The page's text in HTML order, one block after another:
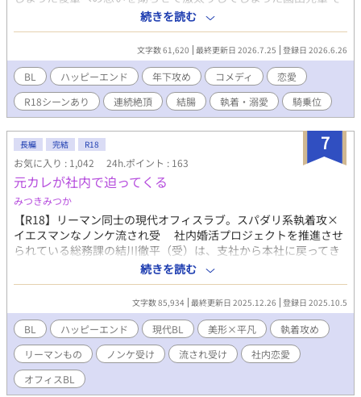
の後を追った後輩･眞鍋が「身体に気を付けてね（意味深）」とふ
たりでダイエットに勤しむお話。 になる予定だった、いつものエ
続きを読む
文字数 61,620 最終更新日 2026.7.25 登録日 2026.6.26
BL ハッピーエンド 年下攻め コメディ
恋愛
R18シーンあり
連続絶頂 結腸 執着・溺愛 騎乗位
7
長編 完結 R18
お気に入り : 1,042 24h.ポイント : 163
元カレが社内で迫ってくる
みつきみつか
【R18】リーマン同士の現代オフィスラブ。スパダリ系執着攻×
イエスマンなノンケ流され受 社内婚活プロジェクトを推進させ
られている総務課の結川徹平（受）は、支社から本社に戻ってき
た財務部主任のエリート社員である一歳年上の高岡修（攻）を、
プロジェクトの女性登録者集めに利用すべく勧誘せよと部長に命
じられる。しかし、実は高岡は、三年前に別れた徹平の元カレで
――。 俺が、勧誘するのか……。 『社内恋愛推奨！ みんなカ
ップルになぁれ！』に……。 俺の……元カレを……！？ そし
て資料を渡した高岡に、 「条件がある」 と、ある条件を提示さ
れて――。 ---------------------- すれ違いによって別れて三年。別れ
たことに納得できず、三年間受に未練があったハイスペ攻が、社
内で受に復縁を迫る話。 ちょっと無理やりエロ。 ラブコメ、ハッ
続きを読む
文字数 85,934 最終更新日 2025.12.26 登録日 2025.10.5
BL ハッピーエンド 現代BL 美形×平凡
執着攻め
リーマンもの
ノンケ受け 流され受け
社内恋愛
オフィスBL